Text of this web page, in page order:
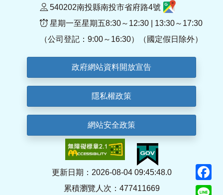
540202南投縣南投市省府路4號
星期一至星期五8:30～12:30 | 13:30～17:30
（公司登記：9:00～16:30）（國定假日除外）
政府網站資料開放宣告
隱私權政策
網站安全政策
更新日期：2026-08-04 09:45:48.0
累積瀏覽人次：477411669